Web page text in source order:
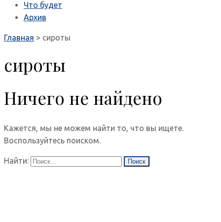
Что будет
Архив
Главная > сироты
сироты
Ничего не найдено
Кажется, мы не можем найти то, что вы ищете.
Воспользуйтесь поиском.
Найти: